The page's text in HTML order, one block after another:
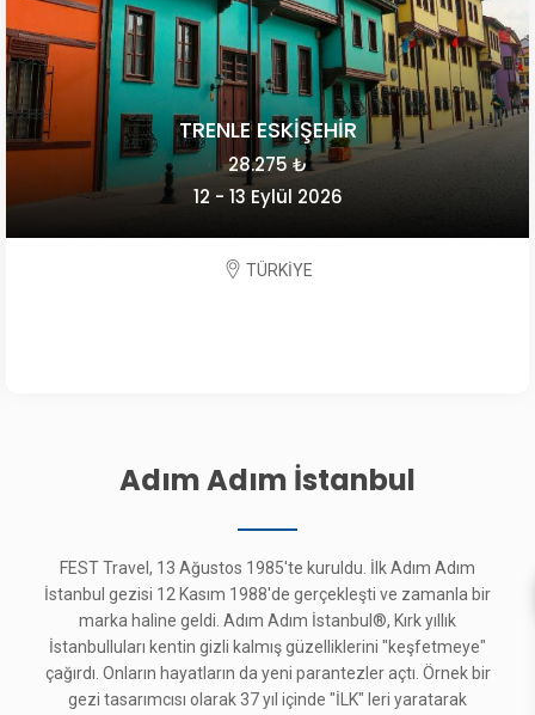
Adım Adım İstanbul
FEST Travel, 13 Ağustos 1985'te kuruldu. İlk Adım Adım
İstanbul gezisi 12 Kasım 1988'de gerçekleşti ve zamanla bir
marka haline geldi. Adım Adım İstanbul®, Kırk yıllık
İstanbulluları kentin gizli kalmış güzelliklerini "keşfetmeye"
çağırdı. Onların hayatların da yeni parantezler açtı. Örnek bir
gezi tasarımcısı olarak 37 yıl içinde "İLK" leri yaratarak